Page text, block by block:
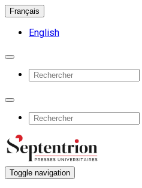
Français
English
Toggle navigation